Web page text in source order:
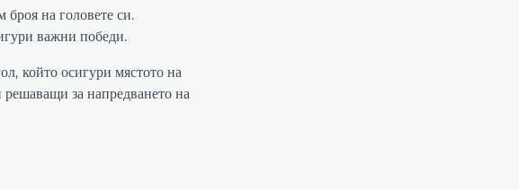
на головете си.
важни победи.
който осигури мястото на
за напредването на